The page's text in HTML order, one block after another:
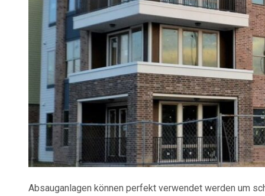
Absauganlagen können perfekt verwendet werden um